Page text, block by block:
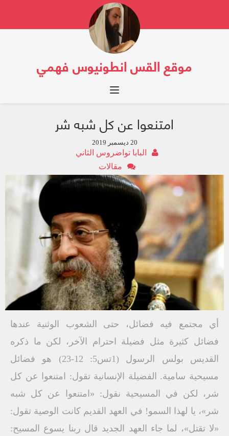
موقع القس انطونيوس فهمي
Toggle navigation
امتنعوا عن كل شبه شر
20 ديسمبر 2019
البابا تواضروس الثاني
مقالات
أي مجتمع فيه فضائل، حتى الشعوب الوثنية عندها
فضائل كثيرة مثل فضيلة احترام الآخر، لكن ما ذكره
القديس بولس الرسول (1تس5: 12-23) هو فضائل
مسيحية سامية. الفضيلة الإنسانية تقول: امتنعوا عن كل
شر، لكن في المسيحية نقول: «امتنعوا عن كل شبه
شر»، يا لهذا السمو! في العهد القديم كانت الوصية تقول:
«لا تقتل»، لما جاء العهد الجديد قال ربنا يسوع المسيح: